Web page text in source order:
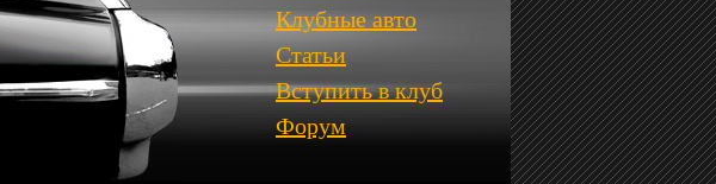
Клубные авто
Статьи
Вступить в клуб
Форум